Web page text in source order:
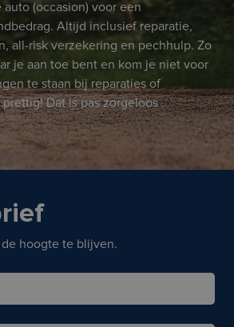
(occasion) voor een
Altijd inclusief reparatie,
all-risk verzekering en pechhulp. Zo
je aan toe bent en kom je niet voor
te staan bij reparaties of
Dat is pas zorgeloos
hoogte te blijven.